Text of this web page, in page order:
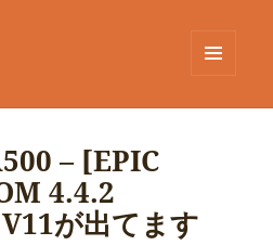
ーとウ
– [EPIC
4.4.2
が出てます